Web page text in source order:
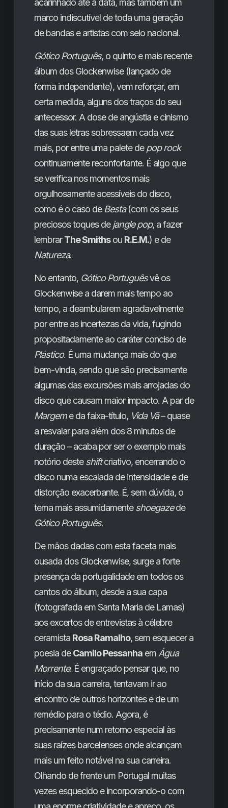
acarinhado até à data, mas também um
marco indiscutível de toda uma geração
de bandas e artistas com selo nacional.
Gótico Português, o quinto e mais recente
álbum dos Glockenwise (lançado de
forma independente), vem reforçar, em
certa medida, alguns dos traços do seu
antecessor. A dose de angústia e cinismo
das suas letras sobressaem cada vez
mais, por entre uma palete depop rock
continuamente reconfortante. É algo que
se verifica nos momentos mais
orgulhosamente acessíveis do disco,
como é o caso deBesta(com os seus
preciosos toques dejangle pop, a fazer
lembrarThe Smithsou R.E.M.) e de
Natureza.
No entanto, Gótico Portuguêsvê os
Glockenwise a darem mais tempo ao
tempo, a deambularem agradavelmente
por entre as incertezas da vida, fugindo
propositadamente ao caráter conciso de
Plástico. É uma mudança mais do que
bem-vinda, sendo que são precisamente
algumas das excursões mais arrojadas do
disco que causam maior impacto. A par de
Margeme da faixa-título, Vida Vã– quase
a resvalar para além dos 8 minutos de
duração – acaba por ser o exemplo mais
notório desteshiftcriativo, encerrando o
disco numa escalada de intensidade e de
distorção exacerbante. É, sem dúvida, o
tema mais assumidamenteshoegazede
Gótico Português.
De mãos dadas com esta faceta mais
ousada dos Glockenwise, surge a forte
presença da portugalidade em todos os
cantos do álbum, desde a sua capa
(fotografada em Santa Maria de Lamas)
aos excertos de entrevistas à célebre
ceramista Rosa Ramalho, sem esquecer a
poesia deCamilo PessanhaemÁgua
Morrente. É engraçado pensar que, no
início da sua carreira, tentavam ir ao
encontro de outros horizontes e de um
remédio para o tédio. Agora, é
precisamente num retorno especial às
suas raízes barcelenses onde alcançam
mais um feito notável na sua carreira.
Olhando de frente um Portugal muitas
vezes esquecido e incorporando-o com